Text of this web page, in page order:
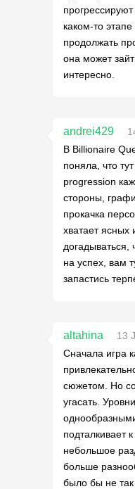
каком-то
продолжать
она может
интересно.
andrei429
В Billionaire
поняла, что
progression
стороны,
прокачка
хватает ясных
догадываться,
на успех, вам
запастись
altahina
13
Сначала игра
сюжетом. Но
угасать.
подталкивает
небольшое
больше
было бы не так